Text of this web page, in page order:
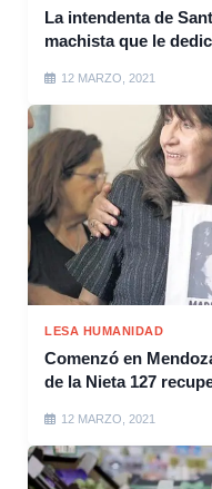
La intendenta de
machista que le
12 MARZO, 2021
LESA HUMANIDAD
Comenzó en
de la Nieta 127
12 MARZO, 2021